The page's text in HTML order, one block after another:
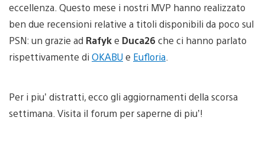
eccellenza. Questo mese i nostri MVP hanno realizzato
ben due recensioni relative a titoli disponibili da poco sul
PSN: un grazie ad Rafyke Duca26 che ci hanno parlato
rispettivamente di OKABU e Eufloria
Per i piu’ distratti, ecco gli aggiornamenti della scorsa
settimana. Visita il forum per saperne di piu’!